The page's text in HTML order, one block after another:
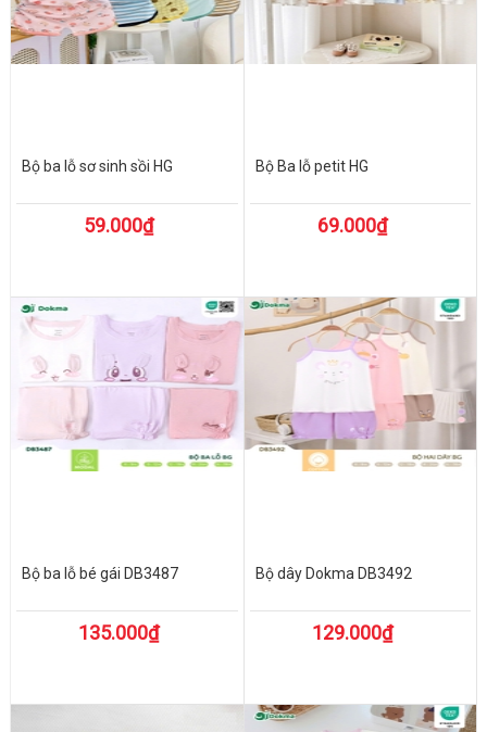
Bộ ba lỗ sơ sinh sồi HG
59.000₫
Bộ Ba lỗ petit HG
69.000₫
Bộ ba lỗ bé gái DB3487
135.000₫
Bộ dây Dokma DB3492
129.000₫